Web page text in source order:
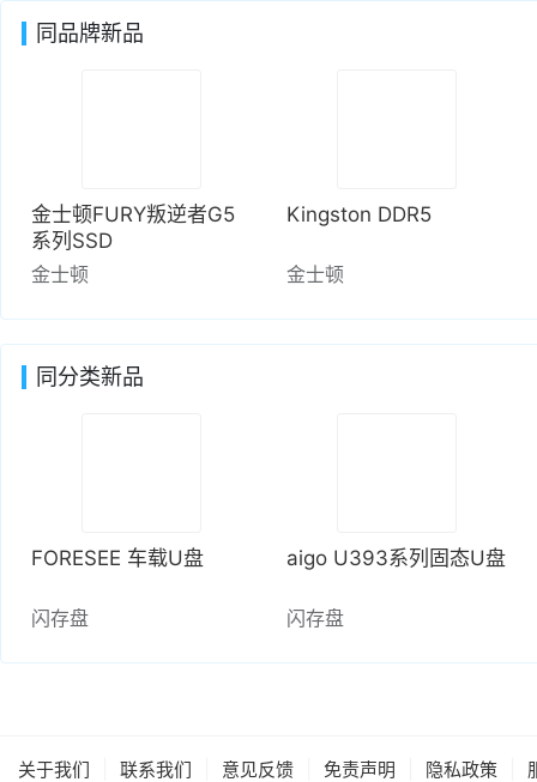
同品牌新品
金士顿FURY叛逆者G5
系列SSD
金士顿
Kingston DDR5
金士顿
同分类新品
FORESEE 车载U盘
闪存盘
aigo U393系列固态U盘
闪存盘
关于我们 联系我们 意见反馈 免责声明 隐私政策